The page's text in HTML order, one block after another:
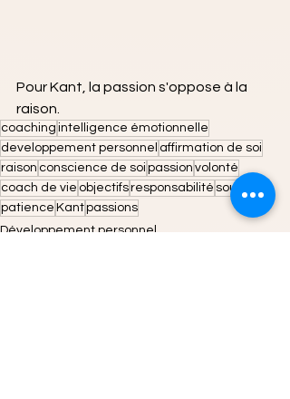
Pour Kant, la passion s'oppose à la
raison.
coaching intelligence émotionnelle
developpement personnel affirmation de soi
raison conscience de soi passion volonté
coach de vie objectifsresponsabilité soutien
patience Kantpassions
Développement personnel